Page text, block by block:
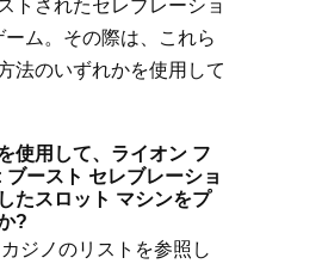
トされたセレブレーショ
ーム。その際は、これら
法のいずれかを使用して
使用して、ライオン フ
ブースト セレブレーショ
たスロット マシンをプ
?
ジノのリストを参照し